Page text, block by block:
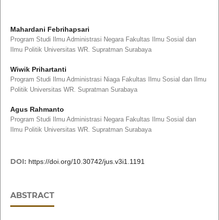
Mahardani Febrihapsari
Program Studi Ilmu Administrasi Negara Fakultas Ilmu Sosial dan
Ilmu Politik Universitas WR. Supratman Surabaya
Wiwik Prihartanti
Program Studi Ilmu Administrasi Niaga Fakultas Ilmu Sosial dan Ilmu
Politik Universitas WR. Supratman Surabaya
Agus Rahmanto
Program Studi Ilmu Administrasi Negara Fakultas Ilmu Sosial dan
Ilmu Politik Universitas WR. Supratman Surabaya
DOI: https://doi.org/10.30742/jus.v3i1.1191
ABSTRACT